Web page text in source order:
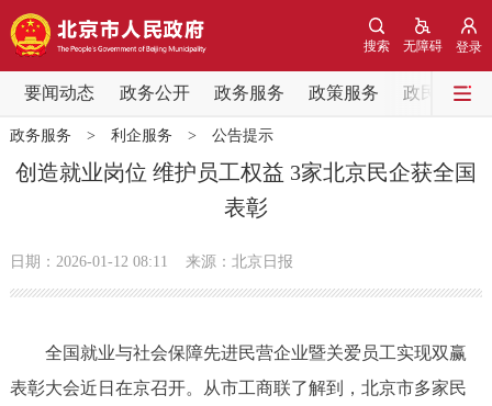
登录
无障碍
搜索
要闻动态 政务公开 政务服务 政策服务 政民互动
要闻动态
党中央精神 国务院信息
会议信息
市领导 机构职能 政策服务
政务服务 > 利企服务 > 公告提示
创造就业岗位 维护员工权益 3家北京民企获全国
表彰
日期：2026-01-12 08:11 来源：北京日报
全国就业与社会保障先进民营企业暨关爱员工实现双赢
表彰大会近日在京召开。从市工商联了解到，北京市多家民